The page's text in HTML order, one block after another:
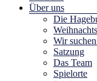
Über uns
Die
Wir
Satzung
Das Team
Spielorte